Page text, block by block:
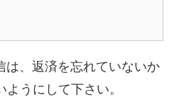
、返済を忘れていないか
うにして下さい。